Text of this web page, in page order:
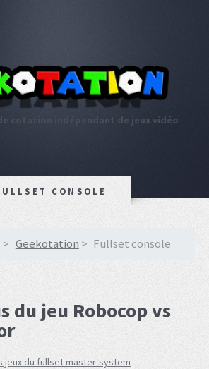
cotation indépendant de jeux vidéo
CONSOLE
Geekotation Fullset console
du jeu Robocop vs
jeux du fullset master-system